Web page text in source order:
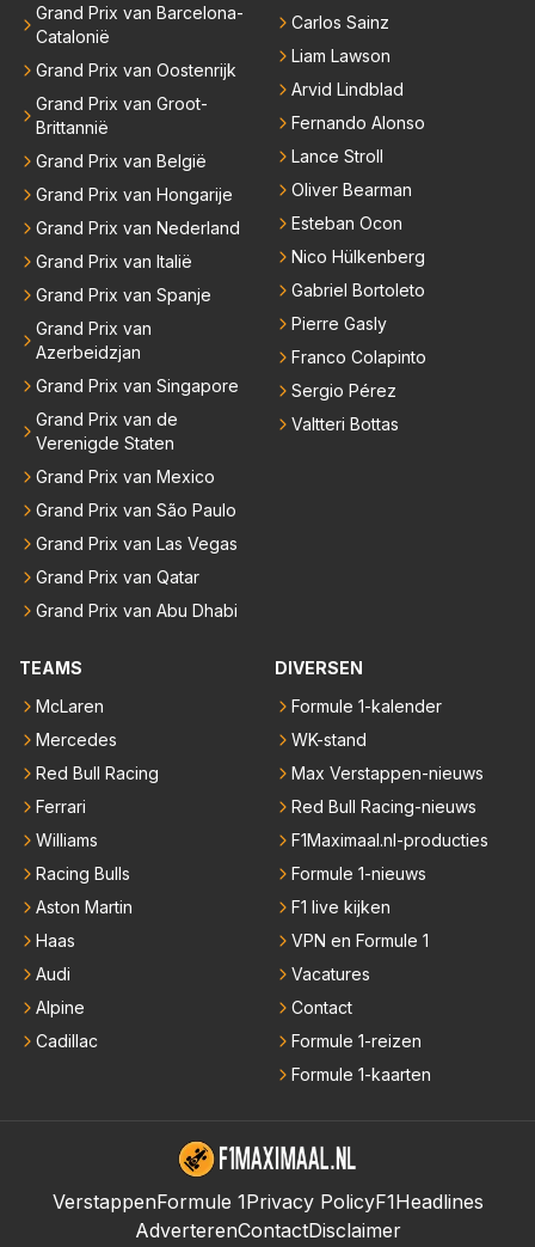
Grand Prix van Barcelona-
Catalonië
Grand Prix van Oostenrijk
Grand Prix van Groot-
Brittannië
Grand Prix van België
Grand Prix van Hongarije
Grand Prix van Nederland
Grand Prix van Italië
Grand Prix van Spanje
Grand Prix van
Azerbeidzjan
Grand Prix van Singapore
Grand Prix van de
Verenigde Staten
Grand Prix van Mexico
Grand Prix van São Paulo
Grand Prix van Las Vegas
Grand Prix van Qatar
Grand Prix van Abu Dhabi
Carlos Sainz
Liam Lawson
Arvid Lindblad
Fernando Alonso
Lance Stroll
Oliver Bearman
Esteban Ocon
Nico Hülkenberg
Gabriel Bortoleto
Pierre Gasly
Franco Colapinto
Sergio Pérez
Valtteri Bottas
TEAMS
McLaren
Mercedes
Red Bull Racing
Ferrari
Williams
Racing Bulls
Aston Martin
Haas
Audi
Alpine
Cadillac
DIVERSEN
Formule 1-kalender
WK-stand
Max Verstappen-nieuws
Red Bull Racing-nieuws
F1Maximaal.nl-producties
Formule 1-nieuws
F1 live kijken
VPN en Formule 1
Vacatures
Contact
Formule 1-reizen
Formule 1-kaarten
VerstappenFormule 1Privacy PolicyF1Headlines
AdverterenContactDisclaimer